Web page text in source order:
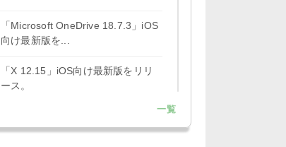
「Microsoft OneDrive 18.7.3」iOS
向け最新版を...
「X 12.15」iOS向け最新版をリリ
ース。
リリース。Liguid G...
一覧